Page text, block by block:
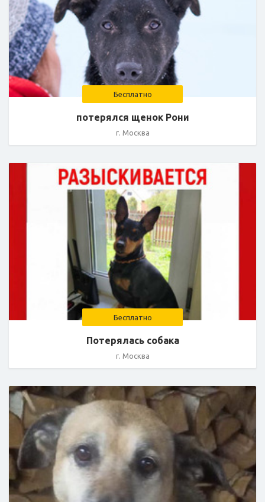
Бесплатно
потерялся щенок Рони
г. Москва
Бесплатно
Потерялась собака
г. Москва